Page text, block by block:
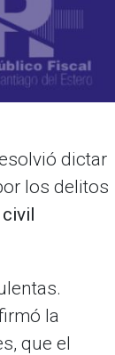
dictar
los delitos
la
que el